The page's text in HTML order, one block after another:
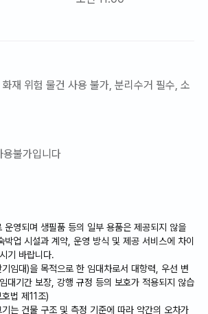
재 위험 물건 사용 불가, 분리수거 필수, 소
용불가입니다
운영되며 생필품 등의 일부 용품은 제공되지 않을
박업 시설과 계약, 운영 방식 및 제공 서비스에 차이
기 바랍니다.
임대)을 목적으로 한 임대차로서 대항력, 우선 변
대기간 보장, 강행 규정 등의 보호가 적용되지 않습
법 제11조)
는 건물 구조 및 측정 기준에 따라 약간의 오차가